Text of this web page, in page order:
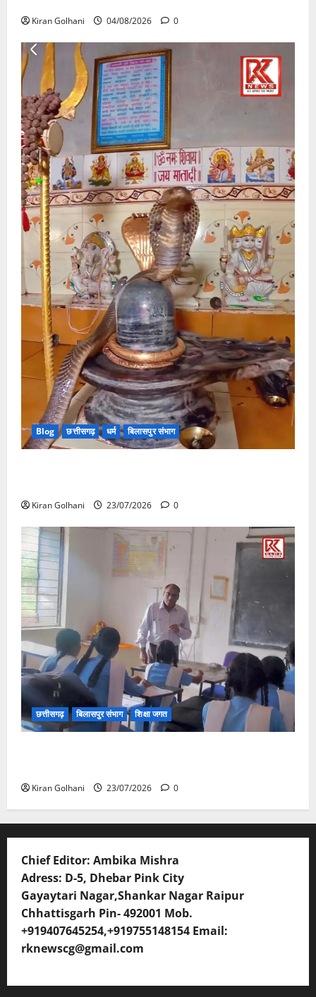
Kiran Golhani 04/08/2026 0
Blog छत्तीसगढ़ धर्म बिलासपुर संभाग
Kiran Golhani 23/07/2026 0
छत्तीसगढ़ बिलासपुर संभाग शिक्षा जगत
Kiran Golhani 23/07/2026 0
Chief Editor: Ambika Mishra
Adress: D-5, Dhebar Pink City
Gayaytari Nagar,Shankar Nagar Raipur
Chhattisgarh Pin- 492001 Mob.
+919407645254,+919755148154 Email:
rknewscg@gmail.com